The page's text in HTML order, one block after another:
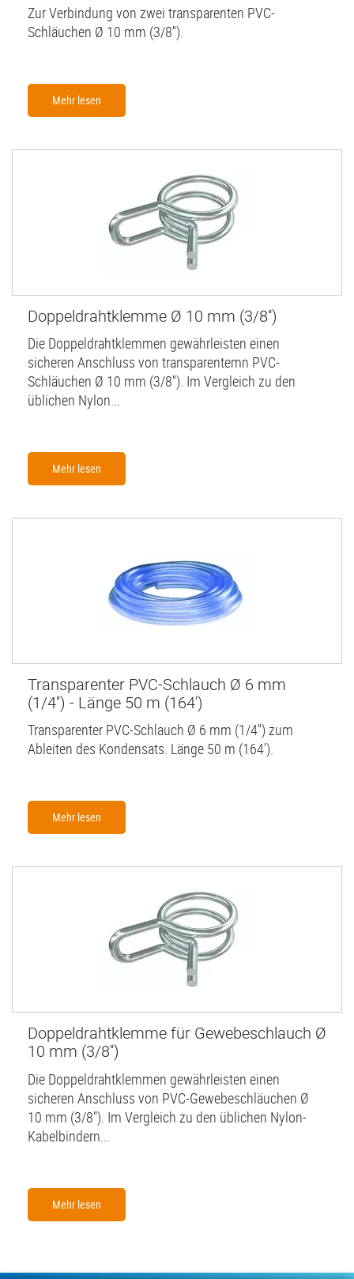
Zur Verbindung von zwei transparenten PVC-
Schläuchen Ø 10 mm (3/8'').
Mehr lesen
Doppeldrahtklemme Ø 10 mm (3/8'')
Die Doppeldrahtklemmen gewährleisten einen
sicheren Anschluss von transparentemn PVC-
Schläuchen Ø 10 mm (3/8''). Im Vergleich zu den
üblichen Nylon...
Mehr lesen
Transparenter PVC-Schlauch Ø 6 mm
(1/4'') - Länge 50 m (164')
Transparenter PVC-Schlauch Ø 6 mm (1/4'') zum
Ableiten des Kondensats. Länge 50 m (164').
Mehr lesen
Doppeldrahtklemme für Gewebeschlauch Ø
10 mm (3/8'')
Die Doppeldrahtklemmen gewährleisten einen
sicheren Anschluss von PVC-Gewebeschläuchen Ø
10 mm (3/8"). Im Vergleich zu den üblichen Nylon-
Kabelbindern...
Mehr lesen